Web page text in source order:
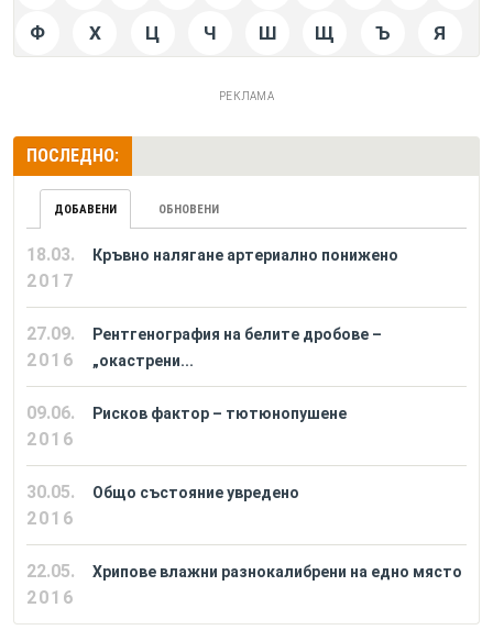
Ф Х Ц Ч Ш Щ Ъ Я
РЕКЛАМА
ПОСЛЕДНО:
ДОБАВЕНИ ОБНОВЕНИ
18.03.
2017
Кръвно налягане артериално понижено
27.09.
2016
Рентгенография на белите дробове –
„окастрени...
09.06.
2016
Рисков фактор – тютюнопушене
30.05.
2016
Общо състояние увредено
22.05.
2016
Хрипове влажни разнокалибрени на едно място